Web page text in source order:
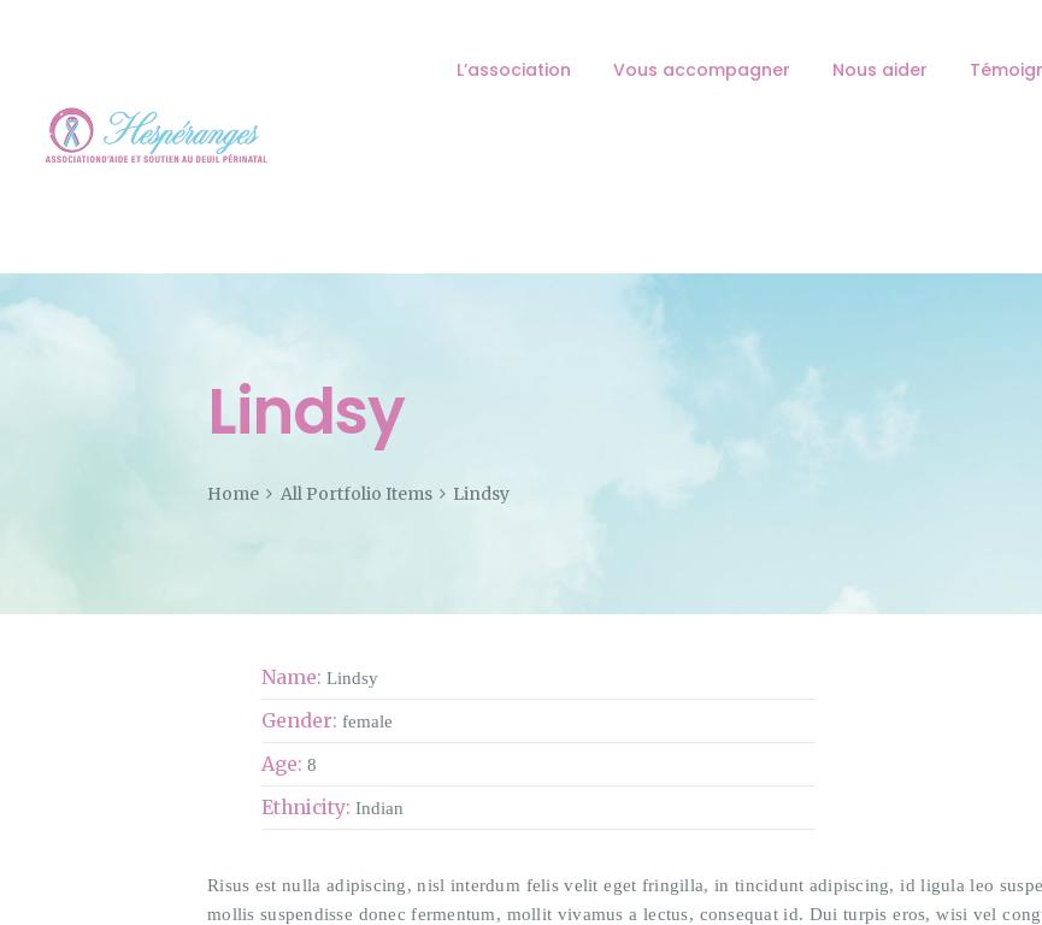
L’association Vous accompagner Nous aider
Lindsy
Home All Portfolio Items Lindsy
HESPÉRANGES
VOUS ACCOMPAGNER
NOS ANTENNES
CONTACT
JE DEVIENS MEMBRE
FAIRE UN DON
Name: Lindsy
Gender: female
Age: 8
Ethnicity: Indian
Risus est nulla adipiscing, nisl interdum felis velit eget fringilla, in tincidunt adipiscing, id ligula leo
mollis suspendisse donec fermentum, mollit vivamus a lectus, consequat id. Dui turpis eros, wisi vel